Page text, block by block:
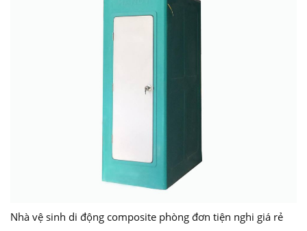
Nhà vệ sinh di động composite phòng đơn tiện nghi giá rẻ